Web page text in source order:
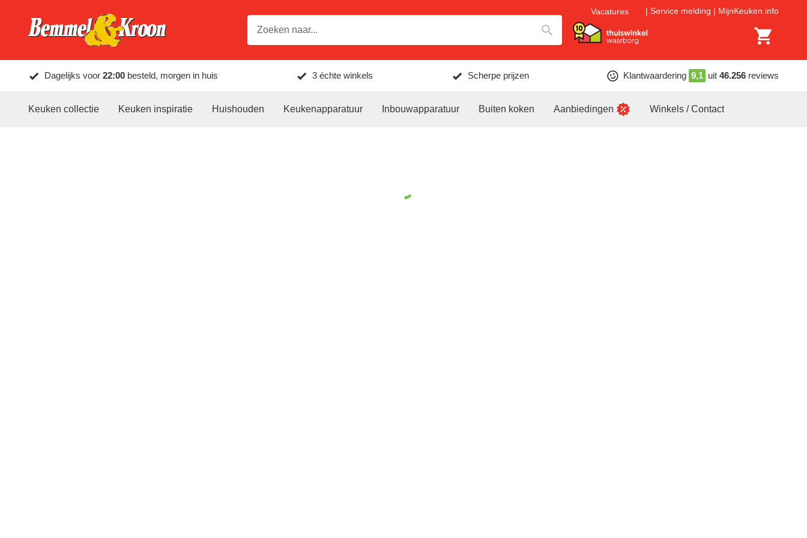
Vacatures Service melding MijnKeuken info
Dagelijks voor 22:00 besteld, morgen in huis 3 échte winkels Scherpe prijzen Klantwaardering 9,1 uit 46.256 reviews
Keuken collectie Keuken inspiratie Huishouden Keukenapparatuur Inbouwapparatuur Buiten koken Aanbiedingen Winkels / Contact